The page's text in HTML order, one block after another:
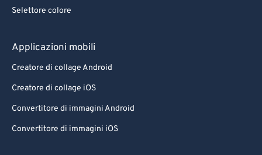
Selettore colore
Applicazioni mobili
Creatore di collage Android
Creatore di collage iOS
Convertitore di immagini Android
Convertitore di immagini iOS